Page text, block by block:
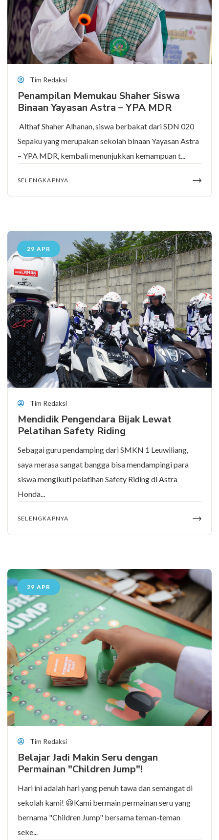
Tim Redaksi
Penampilan Memukau Shaher Siswa
Binaan Yayasan Astra – YPA MDR
Althaf Shaher Alhanan, siswa berbakat dari SDN 020
Sepaku yang merupakan sekolah binaan Yayasan Astra
– YPA MDR, kembali menunjukkan kemampuan t...
SELENGKAPNYA
29 APR
Tim Redaksi
Mendidik Pengendara Bijak Lewat
Pelatihan Safety Riding
Sebagai guru pendamping dari SMKN 1 Leuwiliang,
saya merasa sangat bangga bisa mendampingi para
siswa mengikuti pelatihan Safety Riding di Astra
Honda...
SELENGKAPNYA
29 APR
Tim Redaksi
Belajar Jadi Makin Seru dengan
Permainan "Children Jump"!
Hari ini adalah hari yang penuh tawa dan semangat di
sekolah kami! 😆Kami bermain permainan seru yang
bernama "Children Jump" bersama teman-teman
seke...